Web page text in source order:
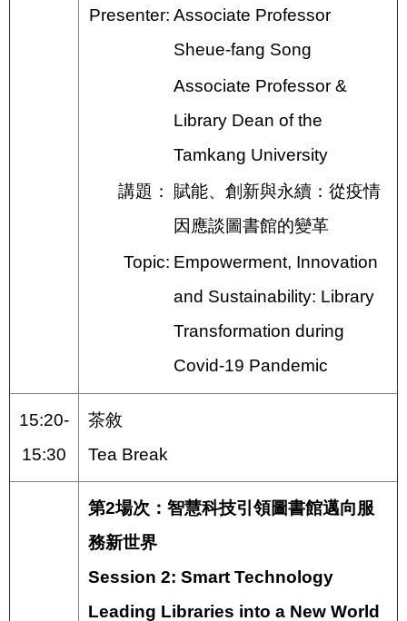
Presenter: Associate Professor
Sheue-fang Song
Associate Professor &
Library Dean of the
Tamkang University
講題：
賦能、創新與永續：從疫情
因應談圖書館的變革
Topic: Empowerment, Innovation
and Sustainability: Library
Transformation during
Covid-19 Pandemic
15:20-
15:30
茶敘
Tea Break
第2場次：智慧科技引領圖書館邁向服
務新世界
Session 2: Smart Technology
Leading Libraries into a New World